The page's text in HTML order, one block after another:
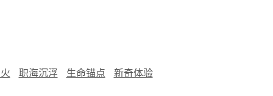
职海沉浮 生命锚点 新奇体验